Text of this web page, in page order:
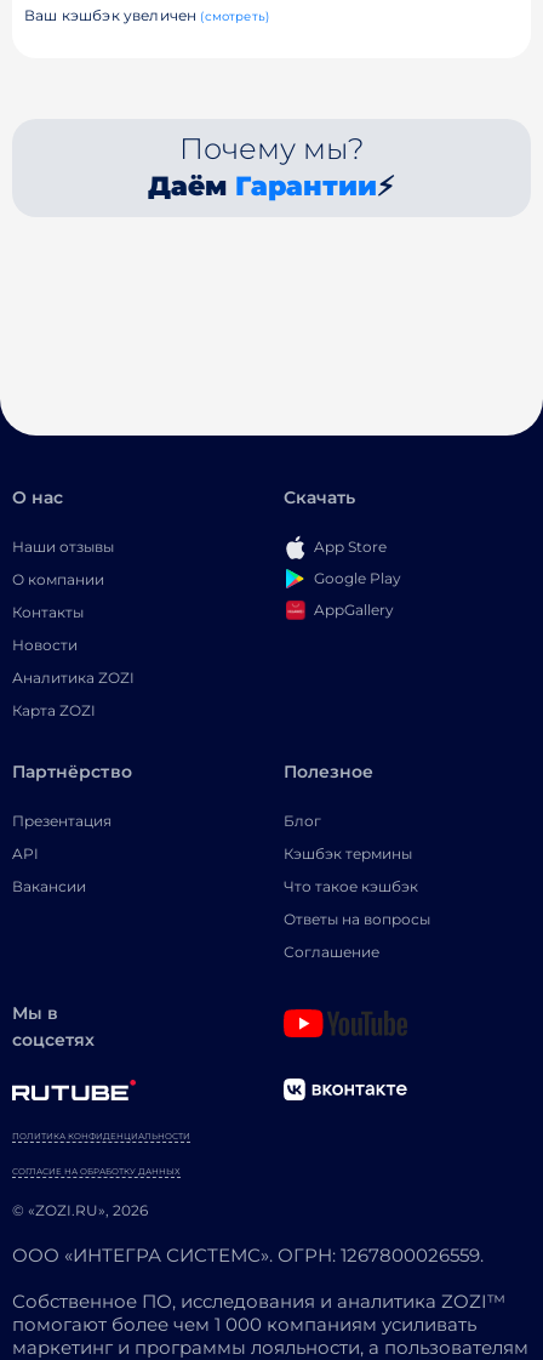
Ваш кэшбэк увеличен (смотреть)
Почему мы?
Даём Гарантии⚡
О нас
Наши отзывы
О компании
Контакты
Новости
Аналитика ZOZI
Карта ZOZI
Скачать
App Store
Google Play
AppGallery
Партнёрство
Презентация
API
Вакансии
Полезное
Блог
Кэшбэк термины
Что такое кэшбэк
Ответы на вопросы
Соглашение
Мы в
соцсетях
© «ZOZI.RU», 2026
ПОЛИТИКА КОНФИДЕНЦИАЛЬНОСТИ
СОГЛАСИЕ НА ОБРАБОТКУ ДАННЫХ
ООО «ИНТЕГРА СИСТЕМС». ОГРН: 1267800026559.
Собственное ПО, исследования и аналитика ZOZI™
помогают более чем 1 000 компаниям усиливать
маркетинг и программы лояльности, а пользователям